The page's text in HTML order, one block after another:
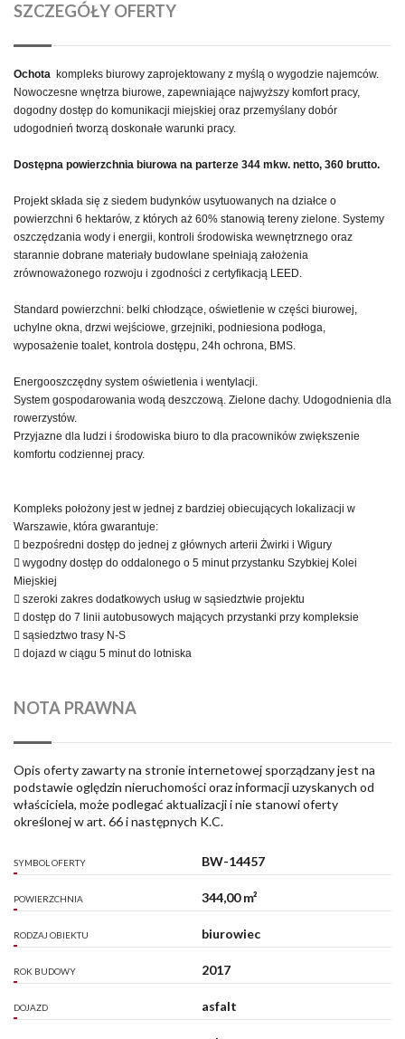
SZCZEGÓŁY OFERTY
Ochota kompleks biurowy zaprojektowany z myślą o wygodzie najemców.
Nowoczesne wnętrza biurowe, zapewniające najwyższy komfort pracy,
dogodny dostęp do komunikacji miejskiej oraz przemyślany dobór
udogodnień tworzą doskonałe warunki pracy.
Dostępna powierzchnia biurowa na parterze 344 mkw. netto, 360 brutto.
Projekt składa się z siedem budynków usytuowanych na działce o
powierzchni 6 hektarów, z których aż 60% stanowią tereny zielone. Systemy
oszczędzania wody i energii, kontroli środowiska wewnętrznego oraz
starannie dobrane materiały budowlane spełniają założenia
zrównoważonego rozwoju i zgodności z certyfikacją LEED.
Standard powierzchni: belki chłodzące, oświetlenie w części biurowej,
uchylne okna, drzwi wejściowe, grzejniki, podniesiona podłoga,
wyposażenie toalet, kontrola dostępu, 24h ochrona, BMS.
Energooszczędny system oświetlenia i wentylacji.
System gospodarowania wodą deszczową. Zielone dachy. Udogodnienia dla
rowerzystów.
Przyjazne dla ludzi i środowiska biuro to dla pracowników zwiększenie
komfortu codziennej pracy.
Kompleks położony jest w jednej z bardziej obiecujących lokalizacji w
Warszawie, która gwarantuje:
 bezpośredni dostęp do jednej z głównych arterii Żwirki i Wigury
 wygodny dostęp do oddalonego o 5 minut przystanku Szybkiej Kolei
Miejskiej
 szeroki zakres dodatkowych usług w sąsiedztwie projektu
 dostęp do 7 linii autobusowych mających przystanki przy kompleksie
 sąsiedztwo trasy N-S
 dojazd w ciągu 5 minut do lotniska
NOTA PRAWNA
Opis oferty zawarty na stronie internetowej sporządzany jest na
podstawie oględzin nieruchomości oraz informacji uzyskanych od
właściciela, może podlegać aktualizacji i nie stanowi oferty
określonej w art. 66 i następnych K.C.
SYMBOL OFERTY BW-14457
POWIERZCHNIA 344,00 m²
RODZAJ OBIEKTU biurowiec
ROK BUDOWY 2017
DOJAZD asfalt